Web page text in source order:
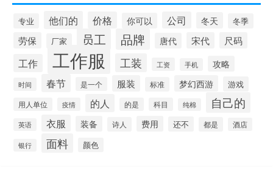
专业 他们的 价格 你可以 公司 冬天 冬季
劳保 厂家 员工 品牌 唐代 宋代 尺码
工作 工作服 工装 工资 手机 攻略
时间 春节 是一个 服装 标准 梦幻西游 游戏
用人单位 疫情 的人 的是 科目 纯棉 自己的
英语 衣服 装备 诗人 费用 还不 都是 酒店
银行 面料 颜色